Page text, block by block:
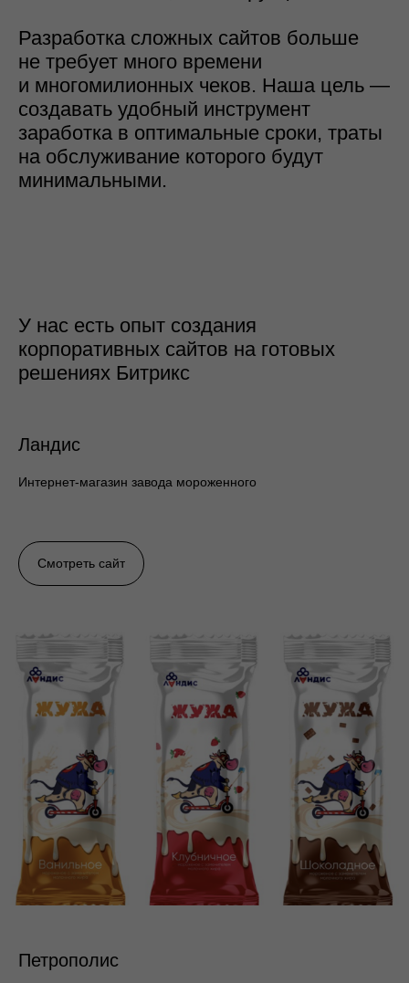
У нас есть опыт создания
корпоративных сайтов на готовых
решениях Битрикс
Ландис
Интернет-магазин завода мороженного
Смотреть сайт
Петрополис